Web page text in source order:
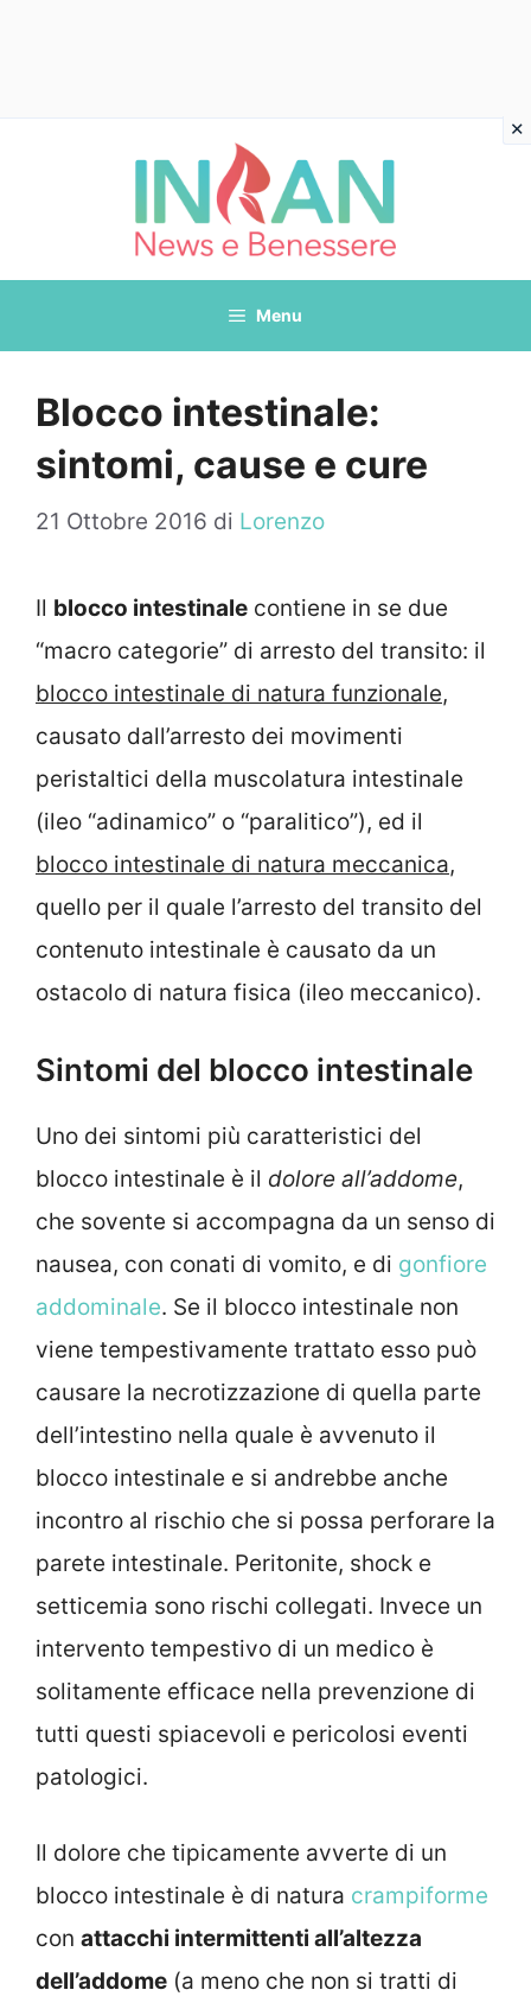
Menu
Blocco intestinale:
sintomi, cause e cure
21 Ottobre 2016 di Lorenzo
Il blocco intestinale contiene in se due
“macro categorie” di arresto del transito: il
blocco intestinale di natura funzionale,
causato dall’arresto dei movimenti
peristaltici della muscolatura intestinale
(ileo “adinamico” o “paralitico”), ed il
blocco intestinale di natura meccanica,
quello per il quale l’arresto del transito del
contenuto intestinale è causato da un
ostacolo di natura fisica (ileo meccanico).
Sintomi del blocco intestinale
Uno dei sintomi più caratteristici del
blocco intestinale è il dolore all’addome,
che sovente si accompagna da un senso di
nausea, con conati di vomito, e di gonfiore
addominale. Se il blocco intestinale non
viene tempestivamente trattato esso può
causare la necrotizzazione di quella parte
dell’intestino nella quale è avvenuto il
blocco intestinale e si andrebbe anche
incontro al rischio che si possa perforare la
parete intestinale. Peritonite, shock e
setticemia sono rischi collegati. Invece un
intervento tempestivo di un medico è
solitamente efficace nella prevenzione di
tutti questi spiacevoli e pericolosi eventi
patologici.
Il dolore che tipicamente avverte di un
blocco intestinale è di natura crampiforme
con attacchi intermittenti all’altezza
dell’addome (a meno che non si tratti di